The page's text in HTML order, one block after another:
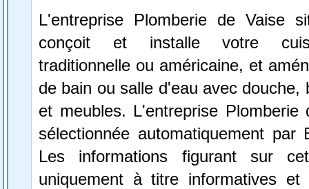
L'entreprise Plomberie de Vaise
conçoit et installe votre
traditionnelle ou américaine, et
de bain ou salle d'eau avec douche,
et meubles. L'entreprise Plomberie
sélectionnée automatiquement par
Les informations figurant sur
uniquement à titre informatives et